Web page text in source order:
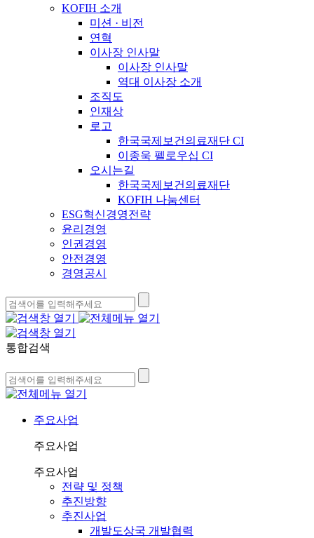
KOFIH 소개
미션 · 비전
연혁
이사장 인사말
이사장 인사말
역대 이사장 소개
조직도
인재상
로고
한국국제보건의료재단 CI
이종욱 펠로우십 CI
오시는길
한국국제보건의료재단
KOFIH 나눔센터
ESG혁신경영전략
윤리경영
인권경영
안전경영
경영공시
통합검색
주요사업
주요사업
주요사업
전략 및 정책
추진방향
추진사업
개발도상국 개발협력